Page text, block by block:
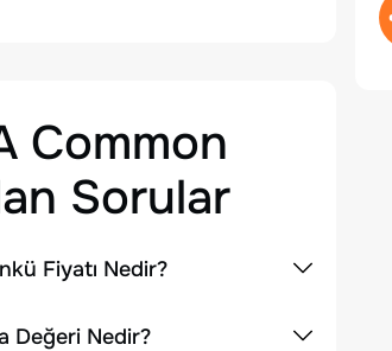
Common
Sorular
Fiyatı Nedir?
Değeri Nedir?